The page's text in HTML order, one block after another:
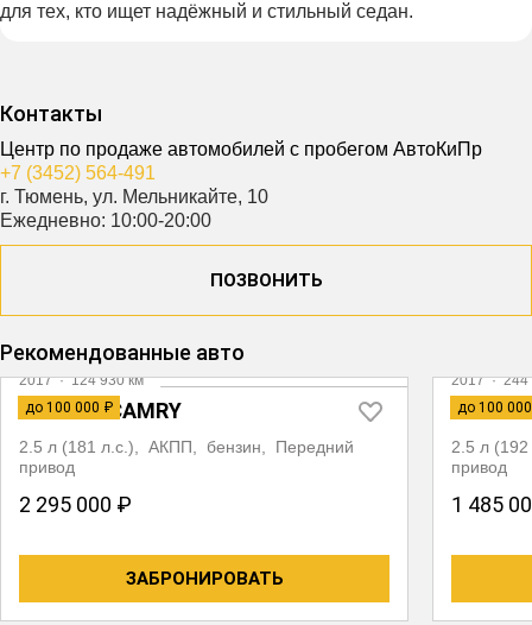
для тех, кто ищет надёжный и стильный седан.
Контакты
Центр по продаже автомобилей с пробегом АвтоКиПр
+7 (3452) 564-491
г. Тюмень, ул. Мельникайте, 10
Ежедневно: 10:00-20:00
ПОЗВОНИТЬ
Рекомендованные авто
до 100 000 ₽
2017·124 930 км
TOYOTA CAMRY
2.5 л (181 л.с.), АКПП, бензин, Передний
привод
2 295 000 ₽
ЗАБРОНИРОВАТЬ
до 100
2017·244
MAZDA
2.5 л
привод
1 485